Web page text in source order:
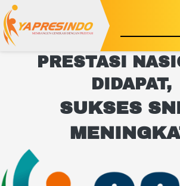
PRESTASI
DIDAPAT,
SUKSES